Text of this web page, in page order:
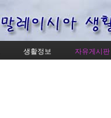
생활정보 자유게시판